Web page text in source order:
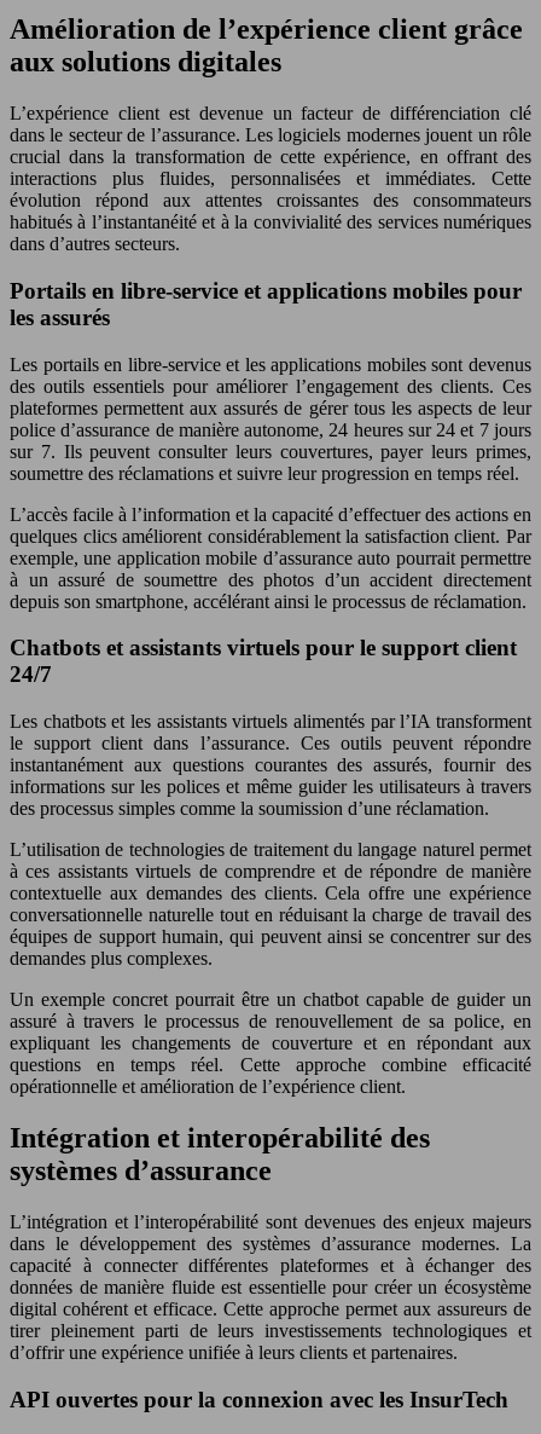
Amélioration de l’expérience client grâce
aux solutions digitales
L’expérience client est devenue un facteur de différenciation clé
dans le secteur de l’assurance. Les logiciels modernes jouent un rôle
crucial dans la transformation de cette expérience, en offrant des
interactions plus fluides, personnalisées et immédiates. Cette
évolution répond aux attentes croissantes des consommateurs
habitués à l’instantanéité et à la convivialité des services numériques
dans d’autres secteurs.
Portails en libre-service et applications mobiles pour
les assurés
Les portails en libre-service et les applications mobiles sont devenus
des outils essentiels pour améliorer l’engagement des clients. Ces
plateformes permettent aux assurés de gérer tous les aspects de leur
police d’assurance de manière autonome, 24 heures sur 24 et 7 jours
sur 7. Ils peuvent consulter leurs couvertures, payer leurs primes,
soumettre des réclamations et suivre leur progression en temps réel.
L’accès facile à l’information et la capacité d’effectuer des actions en
quelques clics améliorent considérablement la satisfaction client. Par
exemple, une application mobile d’assurance auto pourrait permettre
à un assuré de soumettre des photos d’un accident directement
depuis son smartphone, accélérant ainsi le processus de réclamation.
Chatbots et assistants virtuels pour le support client
24/7
Les chatbots et les assistants virtuels alimentés par l’IA transforment
le support client dans l’assurance. Ces outils peuvent répondre
instantanément aux questions courantes des assurés, fournir des
informations sur les polices et même guider les utilisateurs à travers
des processus simples comme la soumission d’une réclamation.
L’utilisation de technologies de traitement du langage naturel permet
à ces assistants virtuels de comprendre et de répondre de manière
contextuelle aux demandes des clients. Cela offre une expérience
conversationnelle naturelle tout en réduisant la charge de travail des
équipes de support humain, qui peuvent ainsi se concentrer sur des
demandes plus complexes.
Un exemple concret pourrait être un chatbot capable de guider un
assuré à travers le processus de renouvellement de sa police, en
expliquant les changements de couverture et en répondant aux
questions en temps réel. Cette approche combine efficacité
opérationnelle et amélioration de l’expérience client.
Intégration et interopérabilité des
systèmes d’assurance
L’intégration et l’interopérabilité sont devenues des enjeux majeurs
dans le développement des systèmes d’assurance modernes. La
capacité à connecter différentes plateformes et à échanger des
données de manière fluide est essentielle pour créer un écosystème
digital cohérent et efficace. Cette approche permet aux assureurs de
tirer pleinement parti de leurs investissements technologiques et
d’offrir une expérience unifiée à leurs clients et partenaires.
API ouvertes pour la connexion avec les InsurTech